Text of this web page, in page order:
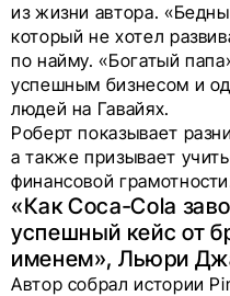
из жизни автора.
который не хотел
по найму. «Богатый
успешным бизнесом и
людей на Гавайях.
Роберт показывает
а также призывает
финансовой
«Как Coca‑Cola
успешный кейс от
именем», Льюри
Автор собрал истории